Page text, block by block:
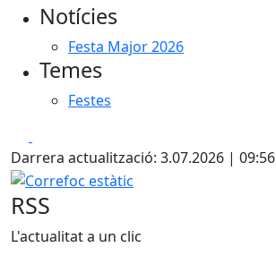
Notícies
Festa Major 2026
Temes
Festes
Darrera actualització: 3.07.2026 | 09:56
Correfoc estàtic
RSS
L'actualitat a un clic